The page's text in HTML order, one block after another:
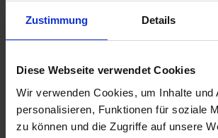
Zustimmung Details
Diese Webseite verwendet Cookies
Wir verwenden Cookies, um Inhalte und
personalisieren, Funktionen für soziale
zu können und die Zugriffe auf unsere
lieferbar ist.
Ich habe dieDatenschutzbestimmungen